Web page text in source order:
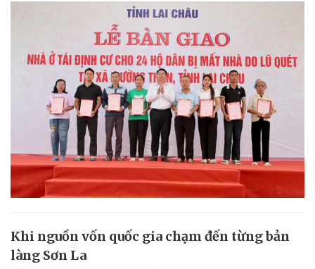
Khi nguồn vốn quốc gia chạm đến từng bản
làng Sơn La